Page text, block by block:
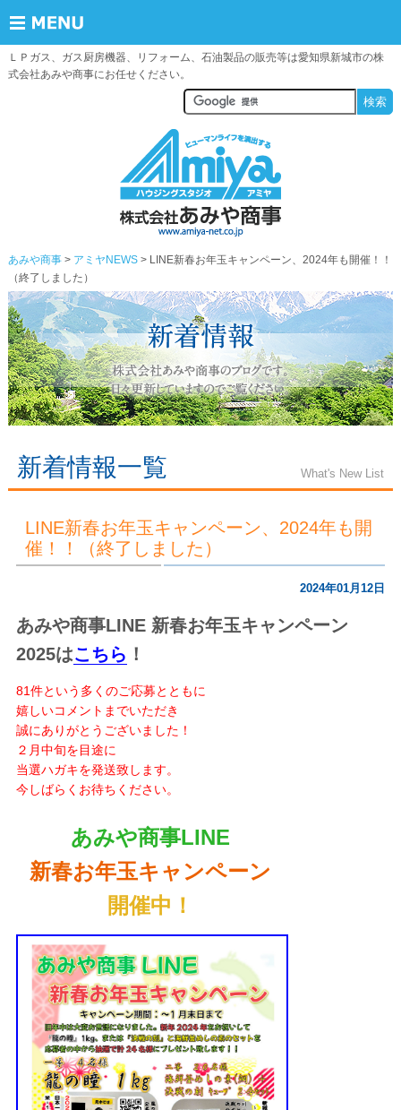
ＬＰガス、ガス厨房機器、リフォーム、石油製品の販売等は愛知県新城市の株
式会社あみや商事にお任せください。
あみや商事 アミヤNEWS> LINE新春お年玉キャンペーン、2024年も開催！！
（終了しました）
新着情報一覧 What's New List
LINE新春お年玉キャンペーン、2024年も開
催！！（終了しました）
2024年01月12日
あみや商事LINE 新春お年玉キャンペーン
2025はこちら ！
81件という多くのご応募とともに
嬉しいコメントまでいただき
誠にありがとうございました！
２月中旬を目途に
当選ハガキを発送致します。
今しばらくお待ちください。
あみや商事LINE
新春お年玉キャンペーン
開催中！